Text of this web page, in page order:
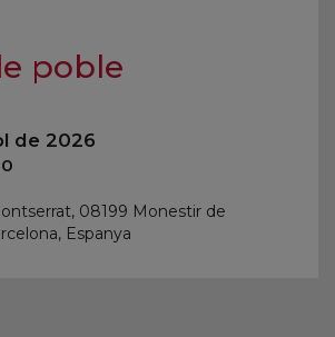
poble
de 2026
08199 Monestir de
Espanya